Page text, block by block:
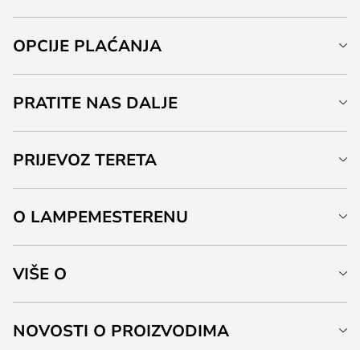
OPCIJE PLAĆANJA
PRATITE NAS DALJE
PRIJEVOZ TERETA
O LAMPEMESTERENU
VIŠE O
NOVOSTI O PROIZVODIMA